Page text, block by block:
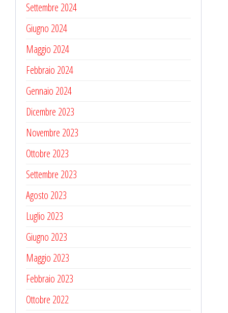
Settembre 2024
Giugno 2024
Maggio 2024
Febbraio 2024
Gennaio 2024
Dicembre 2023
Novembre 2023
Ottobre 2023
Settembre 2023
Agosto 2023
Luglio 2023
Giugno 2023
Maggio 2023
Febbraio 2023
Ottobre 2022